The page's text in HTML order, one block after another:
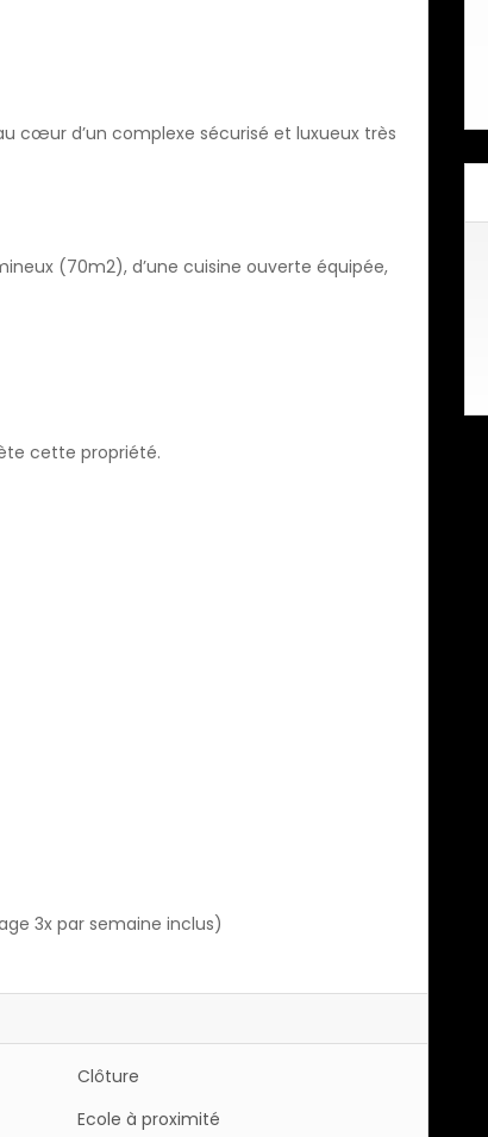
cœur d’un complexe sécurisé et luxueux très
(70m2), d’une cuisine ouverte équipée,
cette propriété.
3x par semaine inclus)
Clôture
Ecole à proximité